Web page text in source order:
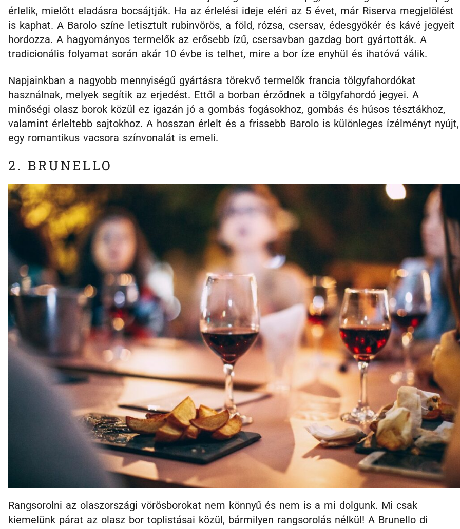
érlelik, mielőtt eladásra bocsájtják. Ha az érlelési ideje eléri az 5 évet, már Riserva megjelölést
is kaphat. A Barolo színe letisztult rubinvörös, a föld, rózsa, csersav, édesgyökér és kávé jegyeit
hordozza. A hagyományos termelők az erősebb ízű, csersavban gazdag bort gyártották. A
tradicionális folyamat során akár 10 évbe is telhet, mire a bor íze enyhül és ihatóvá válik.
Napjainkban a nagyobb mennyiségű gyártásra törekvő termelők francia tölgyfahordókat
használnak, melyek segítik az erjedést. Ettől a borban érződnek a tölgyfahordó jegyei. A
minőségi olasz borok közül ez igazán jó a gombás fogásokhoz, gombás és húsos tésztákhoz,
valamint érleltebb sajtokhoz. A hosszan érlelt és a frissebb Barolo is különleges ízélményt nyújt,
egy romantikus vacsora színvonalát is emeli.
2. BRUNELLO
Rangsorolni az olaszországi vörösborokat nem könnyű és nem is a mi dolgunk. Mi csak
kiemelünk párat az olasz bor toplistásai közül, bármilyen rangsorolás nélkül! A Brunello di